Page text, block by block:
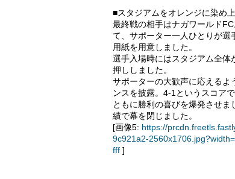
■スタジアムをオレンジに染め
最終戦の相手はナガワールド
て、サポーター一人ひとりが選
用紙を用意しました。
選手入場時にはスタジアム全体
押ししました。
サポーターの大歓声に応えるよ
ンスを披露。4-1というスコア
ともに勝利の喜びを爆発させ
績で幕を閉じました。
[画像5: https://
9c921a2-
fff ]